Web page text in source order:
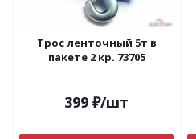
Трос ленточный 5т в
пакете 2 кр. 73705
399 ₽/шт